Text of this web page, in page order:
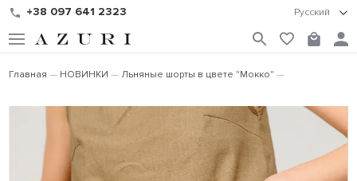
+38 097 641 2323 Русский
Главная НОВИНКИ Льняные шорты в цвете "Мокко"